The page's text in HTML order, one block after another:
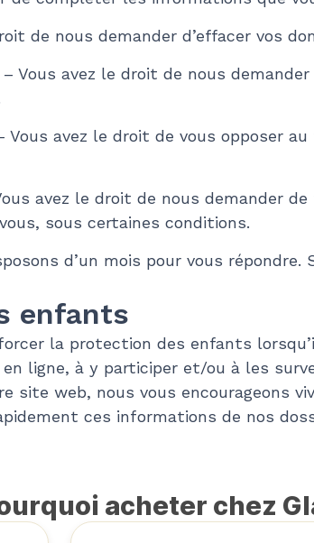
de nous demander d’effacer vos
avez le droit de nous
avez le droit de vous opposer
avez le droit de nous demander
sous certaines conditions.
d’un mois pour vous
enfants
la protection des enfants
ligne, à y participer et/ou à les
site web, nous vous encourageons
ces informations de nos
acheter chez